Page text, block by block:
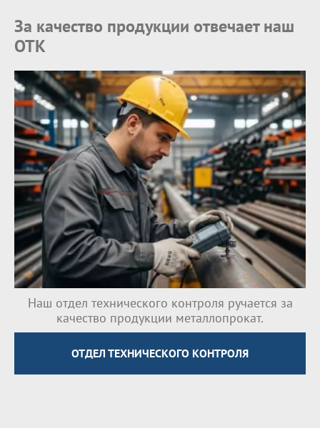
За качество продукции отвечает наш
ОТК
Наш отдел технического контроля ручается за
качество продукции металлопрокат.
ОТДЕЛ ТЕХНИЧЕСКОГО КОНТРОЛЯ